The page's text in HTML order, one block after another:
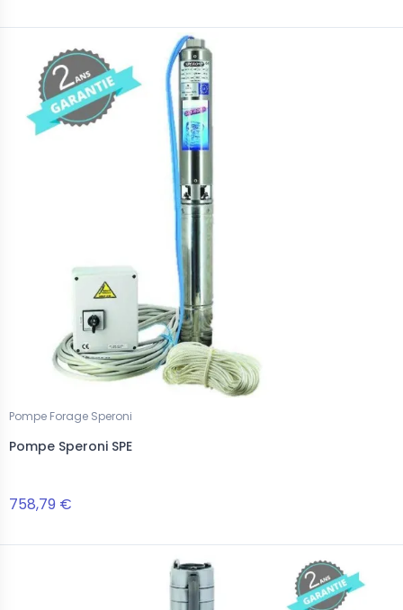
Pompe Forage Speroni
Pompe Speroni SPE
758,79 €